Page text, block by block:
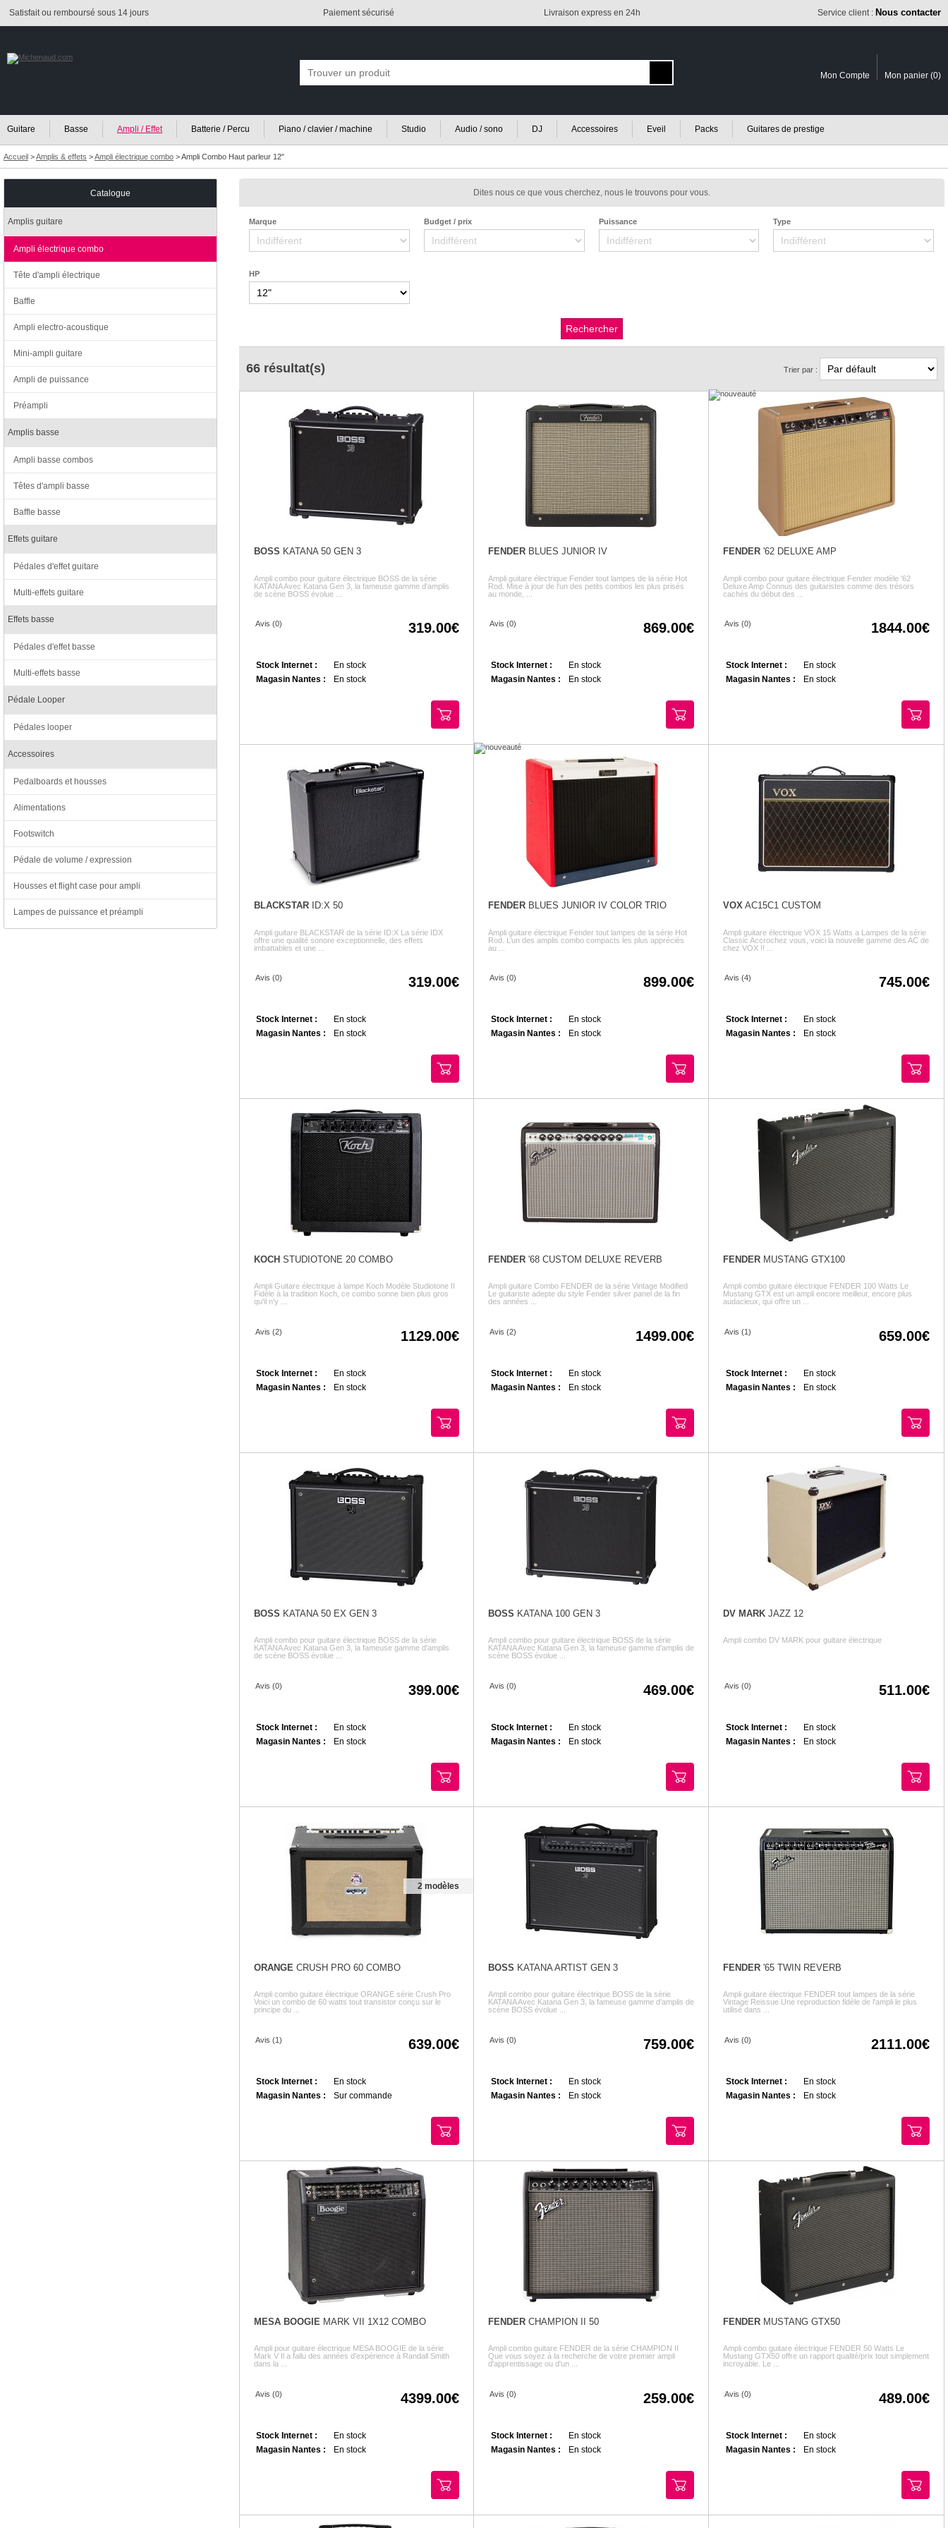
Satisfait ou remboursé sous 14 jours Paiement sécurisé Livraison express en 24h Service client : Nous contacter
Mon Compte Mon panier (0)
Guitare Basse Ampli / Effet Batterie / Percu Piano / clavier / machine Studio Audio / sono DJ Accessoires Eveil Packs Guitares de prestige
Accueil >Amplis & effets >Ampli électrique combo >Ampli Combo Haut parleur 12"
Dites nous ce que vous cherchez, nous le trouvons pour vous.
Marque Budget / prix Puissance Type
HP
66 résultat(s) Trier par :
BOSS KATANA 50 GEN 3
Ampli combo pour guitare électrique BOSS de la série
KATANA Avec Katana Gen 3, la fameuse gamme d'amplis
de scène BOSS évolue ...
Avis (0) 319.00
Stock Internet :
En stock
Magasin Nantes :
En stock
FENDERBLUES JUNIOR IV
Ampli guitare électrique Fender tout lampes de la série Hot
Rod. Mise à jour de l'un des petits combos les plus prisés
au monde, ...
Avis (0) 869.00
Stock Internet :
En stock
Magasin Nantes :
En stock
FENDER '62 DELUXE AMP
Ampli combo pour guitare électrique Fender modèle '62
Deluxe Amp Connus des guitaristes comme des trésors
cachés du début des ...
Avis (0) 1844.00
Stock Internet :
En stock
Magasin Nantes :
En stock
BLACKSTARID:X 50
Ampli guitare BLACKSTAR de la série ID:X La série IDX
offre une qualité sonore exceptionnelle, des effets
imbattables et une ...
Avis (0) 319.00
Stock Internet :
En stock
Magasin Nantes :
En stock
FENDERBLUES JUNIOR IV COLOR TRIO
Ampli guitare électrique Fender tout lampes de la série Hot
Rod. L’un des amplis combo compacts les plus appréciés
au ...
Avis (0) 899.00
Stock Internet :
En stock
Magasin Nantes :
En stock
VOX AC15C1 CUSTOM
Ampli guitare électrique VOX 15 Watts a Lampes de la série
Classic Accrochez vous, voici la nouvelle gamme des AC de
chez VOX !! ...
Avis (4) 745.00
Stock Internet :
En stock
Magasin Nantes :
En stock
KOCH STUDIOTONE 20 COMBO
Ampli Guitare électrique à lampe Koch Modèle Studiotone II
Fidèle à la tradition Koch, ce combo sonne bien plus gros
qu'il n'y ...
Avis (2) 1129.00
Stock Internet :
En stock
Magasin Nantes :
En stock
FENDER'68 CUSTOM DELUXE REVERB
Ampli guitare Combo FENDER de la série Vintage Modified
Le guitariste adepte du style Fender silver panel de la fin
des années ...
Avis (2) 1499.00
Stock Internet :
En stock
Magasin Nantes :
En stock
FENDER MUSTANG GTX100
Ampli combo guitare électrique FENDER 100 Watts Le
Mustang GTX est un ampli encore meilleur, encore plus
audacieux, qui offre un ...
Avis (1) 659.00
Stock Internet :
En stock
Magasin Nantes :
En stock
BOSS KATANA 50 EX GEN 3
Ampli combo pour guitare électrique BOSS de la série
KATANA Avec Katana Gen 3, la fameuse gamme d'amplis
de scène BOSS évolue ...
Avis (0) 399.00
Stock Internet :
En stock
Magasin Nantes :
En stock
BOSS KATANA 100 GEN 3
Ampli combo pour guitare électrique BOSS de la série
KATANA Avec Katana Gen 3, la fameuse gamme d'amplis de
scène BOSS évolue ...
Avis (0) 469.00
Stock Internet :
En stock
Magasin Nantes :
En stock
DV MARK JAZZ 12
Ampli combo DV MARK pour guitare électrique
Avis (0) 511.00
Stock Internet :
En stock
Magasin Nantes :
En stock
2 modèles
ORANGE CRUSH PRO 60 COMBO
Ampli combo guitare électrique ORANGE série Crush Pro
Voici un combo de 60 watts tout transistor conçu sur le
principe du ...
Avis (1) 639.00
Stock Internet :
En stock
Magasin Nantes :
Sur commande
BOSS KATANA ARTIST GEN 3
Ampli combo pour guitare électrique BOSS de la série
KATANA Avec Katana Gen 3, la fameuse gamme d'amplis de
scène BOSS évolue ...
Avis (0) 759.00
Stock Internet :
En stock
Magasin Nantes :
En stock
FENDER '65 TWIN REVERB
Ampli guitare électrique FENDER tout lampes de la série
Vintage Reissue Une reproduction fidèle de l'ampli le plus
utilisé dans ...
Avis (0) 2111.00
Stock Internet :
En stock
Magasin Nantes :
En stock
MESA BOOGIE MARK VII 1X12 COMBO
Ampli pour guitare électrique MESA BOOGIE de la série
Mark V Il a fallu des années d'expérience à Randall Smith
dans la ...
Avis (0) 4399.00
Stock Internet :
En stock
Magasin Nantes :
En stock
FENDERCHAMPION II 50
Ampli combo guitare FENDER de la série CHAMPION II
Que vous soyez à la recherche de votre premier ampli
d'apprentissage ou d'un ...
Avis (0) 259.00
Stock Internet :
En stock
Magasin Nantes :
En stock
FENDER MUSTANG GTX50
Ampli combo guitare électrique FENDER 50 Watts Le
Mustang GTX50 offre un rapport qualité/prix tout simplement
incroyable. Le ...
Avis (0) 489.00
Stock Internet :
En stock
Magasin Nantes :
En stock
Catalogue
Amplis guitare
Ampli électrique combo
Tête d'ampli électrique
Baffle
Ampli electro-acoustique
Mini-ampli guitare
Ampli de puissance
Préampli
Amplis basse
Ampli basse combos
Têtes d'ampli basse
Baffle basse
Effets guitare
Pédales d'effet guitare
Multi-effets guitare
Effets basse
Pédales d'effet basse
Multi-effets basse
Pédale Looper
Pédales looper
Accessoires
Pedalboards et housses
Alimentations
Footswitch
Pédale de volume / expression
Housses et flight case pour ampli
Lampes de puissance et préampli